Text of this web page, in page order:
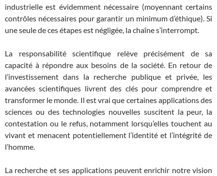
industrielle est évidemment nécessaire (moyennant certains
contrôles nécessaires pour garantir un minimum d’éthique). Si
une seule de ces étapes est négligée, la chaîne s’interrompt.
La responsabilité scientifique relève précisément de sa
capacité à répondre aux besoins de la société. En retour de
l’investissement dans la recherche publique et privée, les
avancées scientifiques livrent des clés pour comprendre et
transformer le monde. Il est vrai que certaines applications des
sciences ou des technologies nouvelles suscitent la peur, la
contestation ou le refus, notamment lorsqu’elles touchent au
vivant et menacent potentiellement l’identité et l’intégrité de
l’homme.
La recherche et ses applications peuvent enrichir notre vision